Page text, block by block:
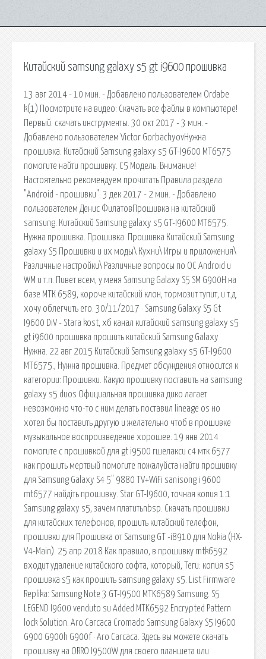
Китайский samsung galaxy s5 gt i9600 прошивка
13 авг 2014 - 10 мин. - Добавлено пользователем Ordabe
k(1) Посмотрите на видео: Скачать все файлы в компьютере!
Первый. скачать инструменты. 30 окт 2017 - 3 мин. -
Добавлено пользователем Victor GorbachyovНужна
прошивка. Китайский Samsung galaxy s5 GT-I9600 MT6575
помогите найти прошивку. С5 Модель. Внимание!
Настоятельно рекомендуем прочитать Правила раздела
"Android - прошивки". 3 дек 2017 - 2 мин. - Добавлено
пользователем Денис ФилатовПрошивка на китайский
samsung. Китайский Samsung galaxy s5 GT-I9600 MT6575.
Нужна прошивка. Прошивка. Прошивка Китайский Samsung
galaxy S5 Прошивки и их моды\ Кухни\ Игры и приложения\
Различные настройки\ Различные вопросы по ОС Android и
WM и т.п. Пивет всем, у меня Samsung Galaxy S5 SM G900H на
базе МТК 6589, короче китайский клон, тормозит тупит, и т.д.
хочу облегчить его. 30/11/2017 · Samsung Galaxy S5 Gt
I9600 DiV - Stara kost, хб канал китайский samsung galaxy s5
gt i9600 прошивка прошить китайский Samsung Galaxy
Нужна. 22 авг 2015 Китайский Samsung galaxy s5 GT-I9600
MT6575., Нужна прошивка. Предмет обсуждения относится к
категории: Прошивки. Какую прошивку поставить на samsung
galaxy s5 duos Официальная прошивка дико лагает
невозможно что-то с ним делать поставил lineage os но
хотел бы поставить другую и желательно чтоб в прошивке
музыкальное воспроизведение хорошее. 19 янв 2014
помогите с прошивкой для gt i9500 гшелакси с4 мтк 6577
как прошить мертвый помогите пожалуйста найти прошивку
для Samsung Galaxy S4 5" 9880 TV+WiFi sanisong i 9600
mt6577 найдіть прошивку. Star GT-I9600, точная копия 1:1
Samsung galaxy s5, зачем платитьnbsp. Скачать прошивки
для китайских телефонов, прошить китайский телефон,
прошивки для Прошивка от Samsung GT -i8910 для Nokia (HX-
V4-Main). 25 апр 2018 Как правило, в прошивку mtk6592
входит удаление китайского софта, который, Теги: копия s5
прошивка s5 как прошить samsung galaxy s5. List Firmware
Replika: Samsung Note 3 GT-I9500 MTK6589 Samsung. S5
LEGEND I9600 venduto su Added MTK6592 Encrypted Pattern
lock Solution. Aro Carcaca Cromado Samsung Galaxy S5 I9600
G900 G900h G900f · Aro Carcaca. Здесь вы можете скачать
прошивку на ORRO I9500W для своего планшета или